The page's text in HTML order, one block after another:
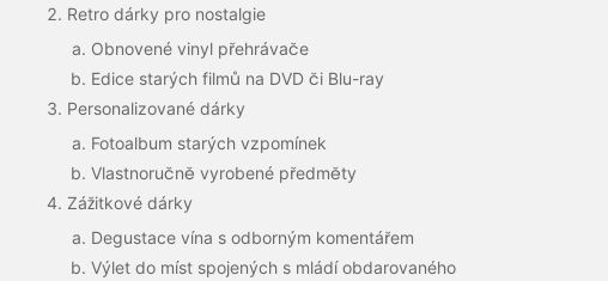
Retro dárky pro nostalgie
Obnovené vinyl přehrávače
Edice starých filmů na DVD či Blu-ray
Personalizované dárky
Fotoalbum starých vzpomínek
Vlastnoručně vyrobené předměty
Zážitkové dárky
Degustace vína s odborným komentářem
Výlet do míst spojených s mládí obdarovaného